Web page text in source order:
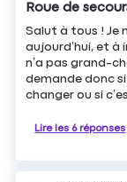
Roue de
Salut à tous ! Je
aujourd’hui, et à
n’a pas grand-
demande donc
changer ou si
Lire les 6 réponses